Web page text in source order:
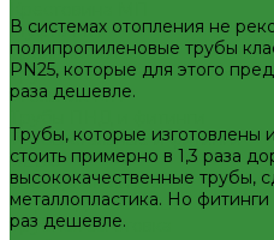
Муфта МП
Тройник МП
Труба МеталлоПластиковая
Угольник МП
Трубы стальные и фитинги
GEBO
Отводы стальные
Переходы стальные
Трубная заготовка
В системах отопления не
полипропиленовые трубы
PN25, которые для этого
раза дешевле.
Трубы, которые изготовлены
стоить примерно в 1,3 раза
высококачественные трубы,
металлопластика. Но
раз дешевле.